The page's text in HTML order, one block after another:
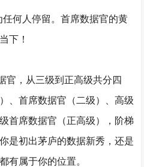
何人停留。首席数据官的黄
下！
官 ，从三级到正高级共分四
、首席数据官（二级）、高级
首席数据官（正高级），阶梯
是初出茅庐的数据新秀，还是
有属于你的位置。